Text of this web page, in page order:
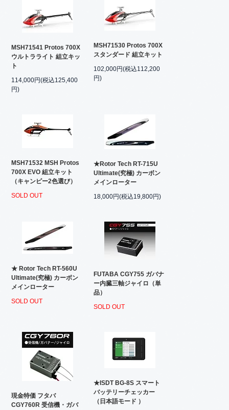
MSH71541 Protos 700X
ウルトラライト 組立キッ
ト
114,000円(税込125,400
円)
MSH71530 Protos 700X
スタンダード 組立キット
102,000円(税込112,200
円)
MSH71532 MSH Protos
700X EVO 組立キット
（キャンピー2色選び）
SOLD OUT
★Rotor Tech RT-715U
Ultimate(究極) カーボン
メインローター
18,000円(税込19,800円)
★ Rotor Tech RT-560U
Ultimate(究極) カーボン
メインローター
SOLD OUT
FUTABA CGY755 ガバナ
ー内臓三軸ジャイロ（単
品）
SOLD OUT
現金特価 フタバ
CGY760R 受信機・ガバ
★ISDT BG-8S スマート
バッテリーチェッカー
（日本語モード ）